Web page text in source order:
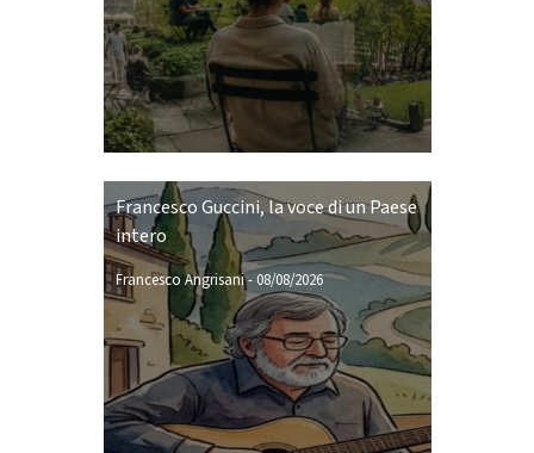
Francesco Guccini, la voce di un Paese
intero
Francesco Angrisani-08/08/2026